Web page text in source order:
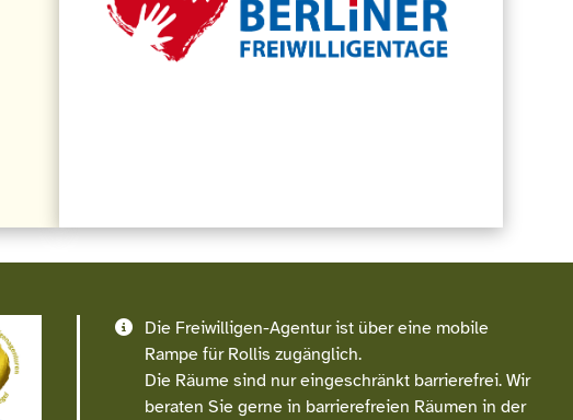
Die Freiwilligen-Agentur ist über eine mobile
Rampe für Rollis zugänglich.
Die Räume sind nur eingeschränkt barrierefrei. Wir
beraten Sie gerne in barrierefreien Räumen in der